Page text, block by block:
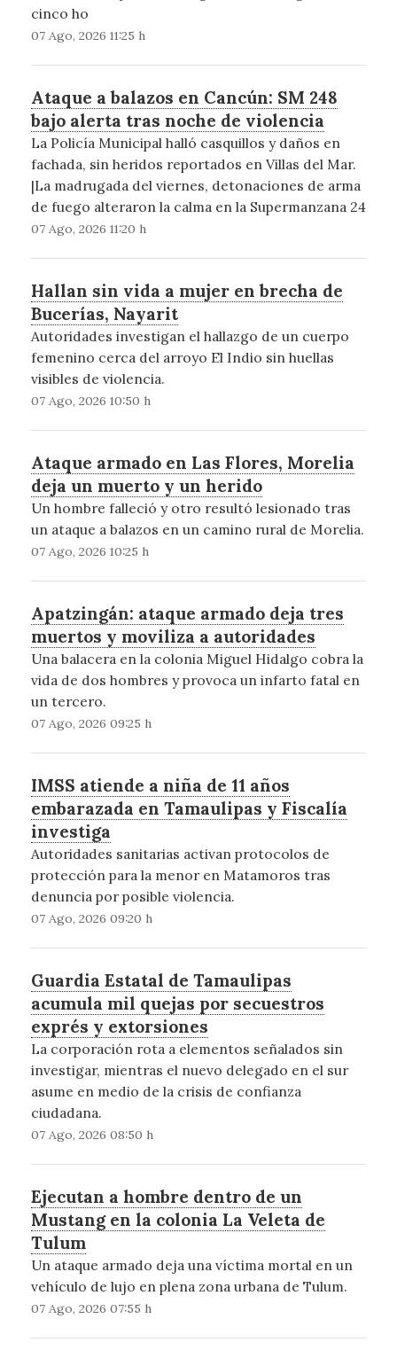
cinco ho
07 Ago, 2026 11:25 h
Ataque a balazos en Cancún: SM 248
bajo alerta tras noche de violencia
La Policía Municipal halló casquillos y daños en
fachada, sin heridos reportados en Villas del Mar.
|La madrugada del viernes, detonaciones de arma
de fuego alteraron la calma en la Supermanzana 24
07 Ago, 2026 11:20 h
Hallan sin vida a mujer en brecha de
Bucerías, Nayarit
Autoridades investigan el hallazgo de un cuerpo
femenino cerca del arroyo El Indio sin huellas
visibles de violencia.
07 Ago, 2026 10:50 h
Ataque armado en Las Flores, Morelia
deja un muerto y un herido
Un hombre falleció y otro resultó lesionado tras
un ataque a balazos en un camino rural de Morelia.
07 Ago, 2026 10:25 h
Apatzingán: ataque armado deja tres
muertos y moviliza a autoridades
Una balacera en la colonia Miguel Hidalgo cobra la
vida de dos hombres y provoca un infarto fatal en
un tercero.
07 Ago, 2026 09:25 h
IMSS atiende a niña de 11 años
embarazada en Tamaulipas y Fiscalía
investiga
Autoridades sanitarias activan protocolos de
protección para la menor en Matamoros tras
denuncia por posible violencia.
07 Ago, 2026 09:20 h
Guardia Estatal de Tamaulipas
acumula mil quejas por secuestros
exprés y extorsiones
La corporación rota a elementos señalados sin
investigar, mientras el nuevo delegado en el sur
asume en medio de la crisis de confianza
ciudadana.
07 Ago, 2026 08:50 h
Ejecutan a hombre dentro de un
Mustang en la colonia La Veleta de
Tulum
Un ataque armado deja una víctima mortal en un
vehículo de lujo en plena zona urbana de Tulum.
07 Ago, 2026 07:55 h